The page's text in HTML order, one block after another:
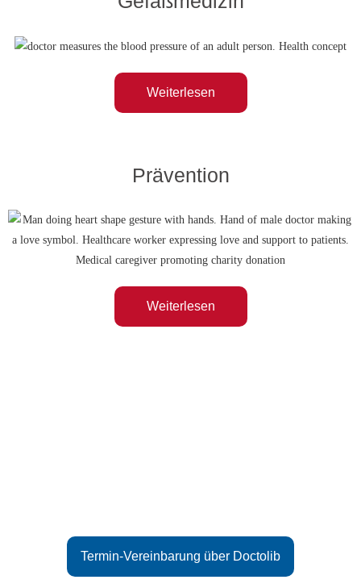
Weiterlesen
Prävention
Weiterlesen
Termin-Vereinbarung über Doctolib